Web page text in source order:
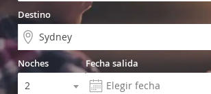
Destino
Noches Fecha salida